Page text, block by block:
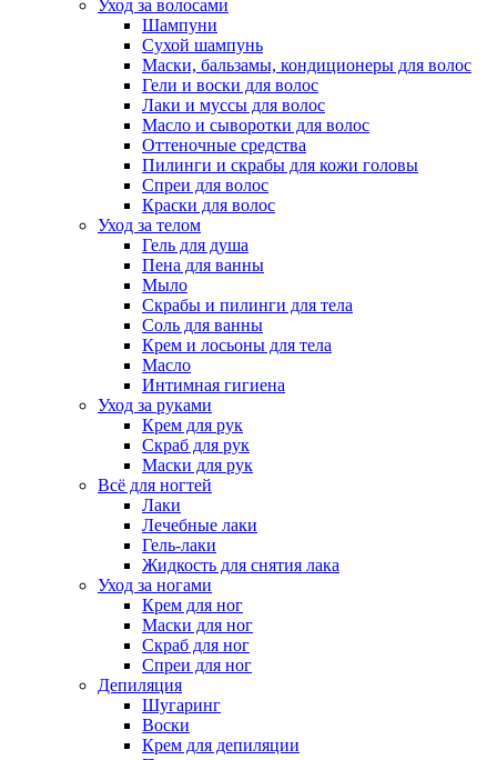
Уход за волосами
Шампуни
Сухой шампунь
Маски, бальзамы, кондиционеры для волос
Гели и воски для волос
Лаки и муссы для волос
Масло и сыворотки для волос
Оттеночные средства
Пилинги и скрабы для кожи головы
Спреи для волос
Краски для волос
Уход за телом
Гель для душа
Пена для ванны
Мыло
Скрабы и пилинги для тела
Соль для ванны
Крем и лосьоны для тела
Масло
Интимная гигиена
Уход за руками
Крем для рук
Скраб для рук
Маски для рук
Всё для ногтей
Лаки
Лечебные лаки
Гель-лаки
Жидкость для снятия лака
Уход за ногами
Крем для ног
Маски для ног
Скраб для ног
Спреи для ног
Депиляция
Шугаринг
Воски
Крем для депиляции